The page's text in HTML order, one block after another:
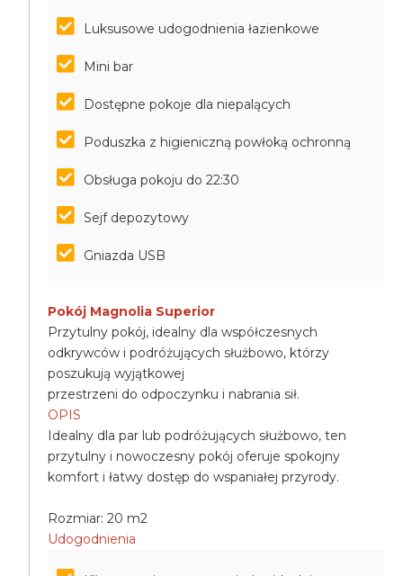
Luksusowe udogodnienia łazienkowe
Mini bar
Dostępne pokoje dla niepalących
Poduszka z higieniczną powłoką ochronną
Obsługa pokoju do 22:30
Sejf depozytowy
Gniazda USB
Pokój Magnolia Superior
Przytulny pokój, idealny dla współczesnych
odkrywców i podróżujących służbowo, którzy
poszukują wyjątkowej
przestrzeni do odpoczynku i nabrania sił.
OPIS
Idealny dla par lub podróżujących służbowo, ten
przytulny i nowoczesny pokój oferuje spokojny
komfort i łatwy dostęp do wspaniałej przyrody.
Rozmiar: 20 m2
Udogodnienia